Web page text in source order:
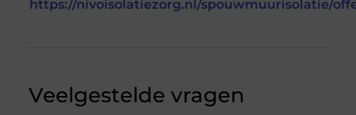
https://nivoisolatiezorg.nl/spouwmuurisolatie/
Veelgestelde vragen